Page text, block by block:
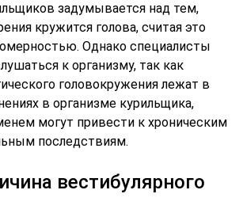
задумывается над тем,
кружится голова, считая это
Однако специалисты
к организму, так как
головокружения лежат в
в организме курильщика,
могут привести к хроническим
последствиям.
вестибулярного